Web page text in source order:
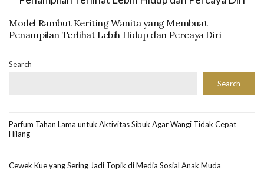
Model Rambut Keriting Wanita yang Membuat
Penampilan Terlihat Lebih Hidup dan Percaya Diri
Search
Search
Parfum Tahan Lama untuk Aktivitas Sibuk Agar Wangi Tidak Cepat
Hilang
Cewek Kue yang Sering Jadi Topik di Media Sosial Anak Muda